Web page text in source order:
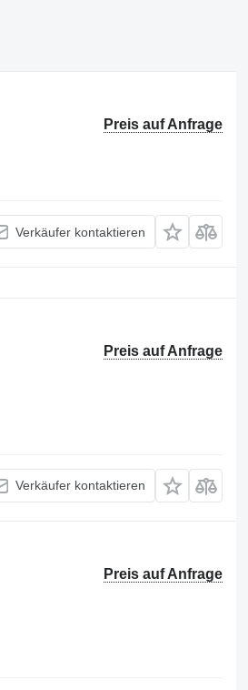
Preis auf Anfrage
Verkäufer kontaktieren
Preis auf Anfrage
Verkäufer kontaktieren
Preis auf Anfrage